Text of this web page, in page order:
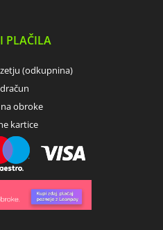
PLAČILA
(odkupnina)
obroke
kartice